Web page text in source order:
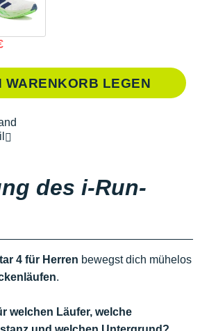
WARENKORB LEGEN
des i-Run-
4 für Herren bewegst dich mühelos
.
welchen Läufer, welche